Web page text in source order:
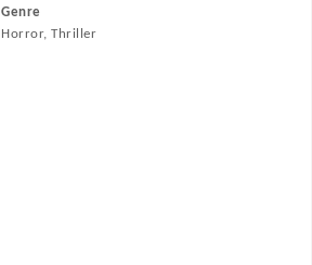
Genre
Horror, Thriller